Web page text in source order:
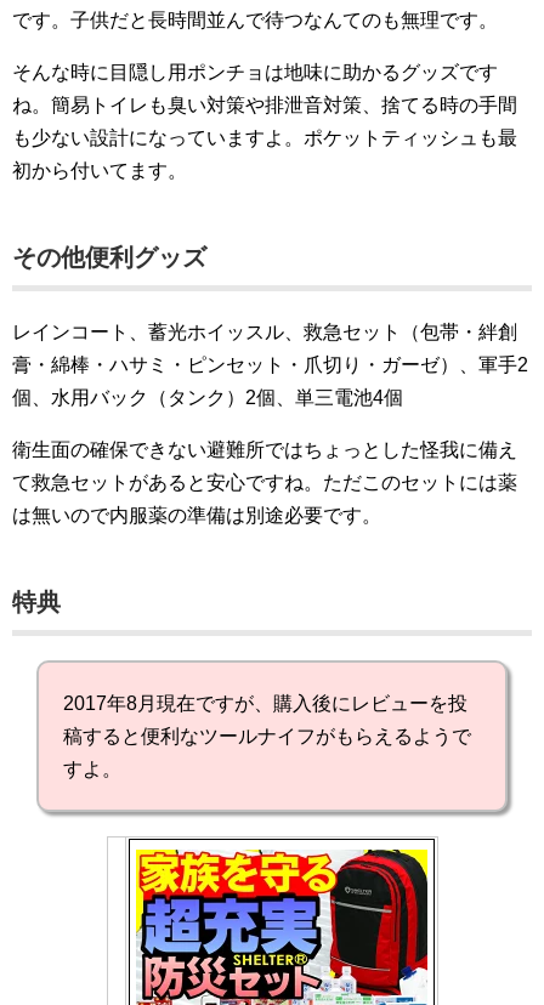
です。子供だと長時間並んで待つなんてのも無理です。
そんな時に目隠し用ポンチョは地味に助かるグッズです
ね。簡易トイレも臭い対策や排泄音対策、捨てる時の手間
も少ない設計になっていますよ。ポケットティッシュも最
初から付いてます。
その他便利グッズ
レインコート、蓄光ホイッスル、救急セット（包帯・絆創
膏・綿棒・ハサミ・ピンセット・爪切り・ガーゼ）、軍手2
個、水用バック（タンク）2個、単三電池4個
衛生面の確保できない避難所ではちょっとした怪我に備え
て救急セットがあると安心ですね。ただこのセットには薬
は無いので内服薬の準備は別途必要です。
特典
2017年8月現在ですが、購入後にレビューを投
稿すると便利なツールナイフがもらえるようで
すよ。